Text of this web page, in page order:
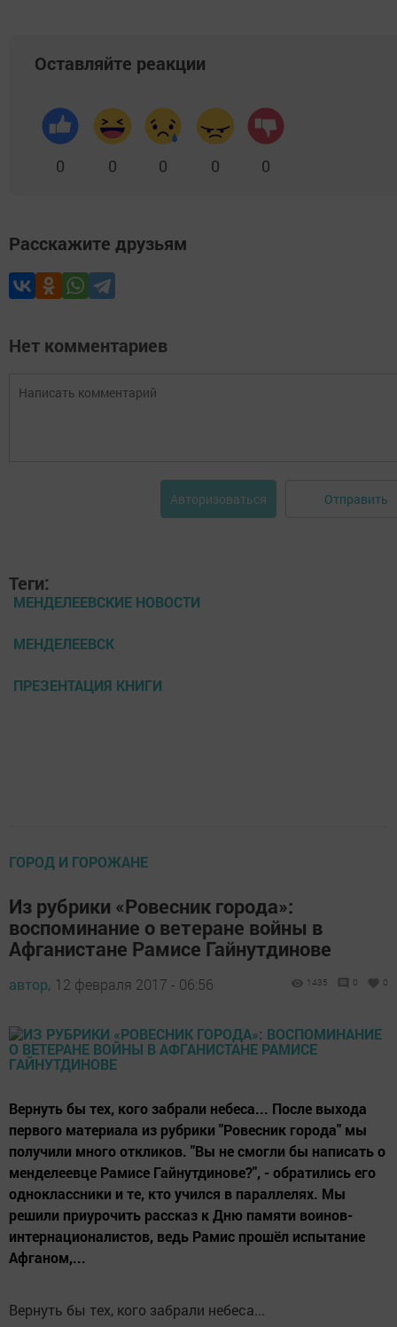
Оставляйте реакции
0 0 0 0 0
Расскажите друзьям
Нет комментариев
Авторизоваться Отправить
Теги:
МЕНДЕЛЕЕВСКИЕ НОВОСТИ
МЕНДЕЛЕЕВСК
ПРЕЗЕНТАЦИЯ КНИГИ
ГОРОД И ГОРОЖАНЕ
Из рубрики «Ровесник города»:
воспоминание о ветеране войны в
Афганистане Рамисе Гайнутдинове
автор, 12 февраля 2017 - 06:56 1435 0 0
Вернуть бы тех, кого забрали небеса... После выхода
первого материала из рубрики "Ровесник города" мы
получили много откликов. "Вы не смогли бы написать о
менделеевце Рамисе Гайнутдинове?", - обратились его
одноклассники и те, кто учился в параллелях. Мы
решили приурочить рассказ к Дню памяти воинов-
интернационалистов, ведь Рамис прошёл испытание
Афганом,...
Вернуть бы тех, кого забрали небеса...